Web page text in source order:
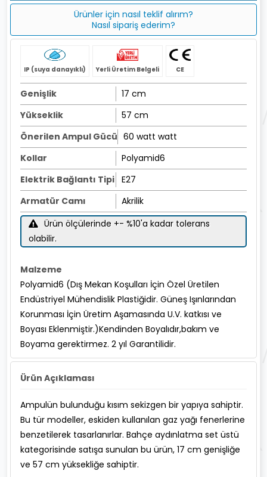
Ürünler için nasıl teklif alırım?
Nasıl sipariş ederim?
IP (suya danayıklı) Yerli Üretim Belgeli CE
Genişlik
17 cm
Yükseklik
57 cm
Önerilen Ampul Gücü 60 watt watt
Kollar
Polyamid6
Elektrik Bağlantı Tipi
E27
Armatür Camı
Akrilik
Ürün ölçülerinde +- %10'a kadar tolerans
olabilir.
Malzeme
Polyamid6 (Dış Mekan Koşulları İçin Özel Üretilen
Endüstriyel Mühendislik Plastiğidir. Güneş Işınlarından
Korunması İçin Üretim Aşamasında U.V. katkısı ve
Boyası Eklenmiştir.)Kendinden Boyalıdır,bakım ve
Boyama gerektirmez. 2 yıl Garantilidir.
Ürün Açıklaması
Ampulün bulunduğu kısım sekizgen bir yapıya sahiptir.
Bu tür modeller, eskiden kullanılan gaz yağı fenerlerine
benzetilerek tasarlanırlar. Bahçe aydınlatma set üstü
kategorisinde satışa sunulan bu ürün, 17 cm genişliğe
ve 57 cm yüksekliğe sahiptir.